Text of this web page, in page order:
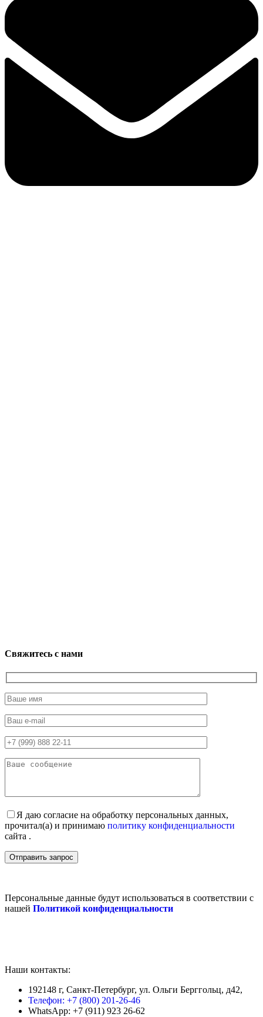
Свяжитесь с нами
Я даю согласие на обработку персональных данных,
прочитал(а) и принимаю политику конфиденциальности
сайта .
Персональные данные будут использоваться в соответствии с
нашей Политикой конфиденциальности
Наши контакты:
192148 г, Санкт-Петербург, ул. Ольги Берггольц, д42,
Телефон: +7 (800) 201-26-46
WhatsApp: +7 (911) 923 26-62